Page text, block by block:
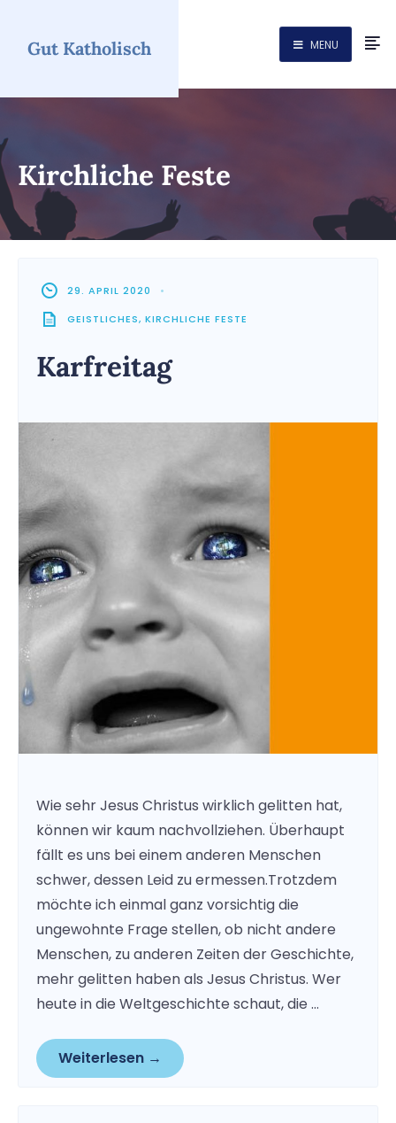
Gut Katholisch MENU
Kirchliche Feste
29. APRIL 2020
•
GEISTLICHES, KIRCHLICHE FESTE
Karfreitag
Wie sehr Jesus Christus wirklich gelitten hat,
können wir kaum nachvollziehen. Überhaupt
fällt es uns bei einem anderen Menschen
schwer, dessen Leid zu ermessen.Trotzdem
möchte ich einmal ganz vorsichtig die
ungewohnte Frage stellen, ob nicht andere
Menschen, zu anderen Zeiten der Geschichte,
mehr gelitten haben als Jesus Christus. Wer
heute in die Weltgeschichte schaut, die …
Weiterlesen →